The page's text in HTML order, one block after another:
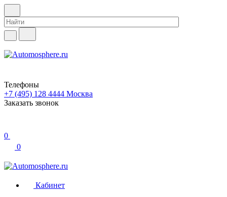
Телефоны
+7 (495) 128 4444 Москва
Заказать звонок
0
0
Кабинет